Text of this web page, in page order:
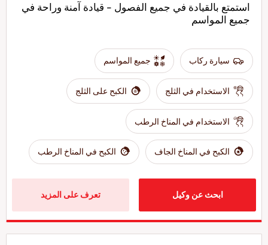
استمتع بالقيادة في جميع الفصول - قيادة آمنة وراحة في
جميع المواسم
سيارة ركاب جميع المواسم
الاستخدام في الثلج الكبح على الثلج
الاستخدام في المناخ الرطب
الكبح في المناخ الجاف الكبح في المناخ الرطب
ابحث عن وكيل تعرف على المزيد